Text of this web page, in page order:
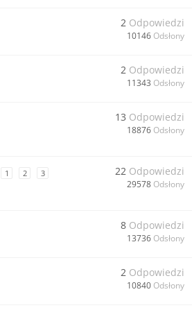
2 Odpowiedzi
10146 Odsłony
2 Odpowiedzi
11343 Odsłony
13 Odpowiedzi
18876 Odsłony
1 2 3 22 Odpowiedzi
29578 Odsłony
8 Odpowiedzi
13736 Odsłony
2 Odpowiedzi
10840 Odsłony